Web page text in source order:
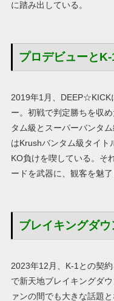
に踏み出している。
プロデビューと
2019年1月、DEEP☆KICK
ー。初戦で判定勝ちを収
タム級とスーパーバンタ
はKrushバンタム級タイト
KO負けを喫している。そ
ードを武器に、観客を魅了
ブレイキングダ
2023年12月、K-1との契
で新天地ブレイキングダ
ァンの間でも大きな話題